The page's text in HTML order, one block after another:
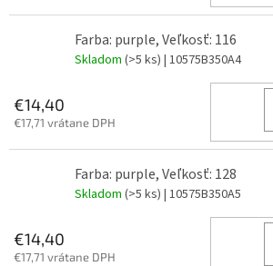
Farba: purple, Veľkosť: 116
Skladom (>5 ks) | 10575B350A4
€14,40
€17,71 vrátane DPH
Farba: purple, Veľkosť: 128
Skladom (>5 ks) | 10575B350A5
€14,40
€17,71 vrátane DPH